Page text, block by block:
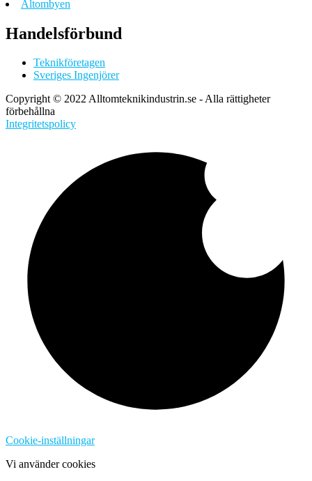
Altombyen
Handelsförbund
Teknikföretagen
Sveriges Ingenjörer
Copyright © 2022 Alltomteknikindustrin.se - Alla rättigheter
förbehållna
Integritetspolicy
Cookie-inställningar
Vi använder cookies